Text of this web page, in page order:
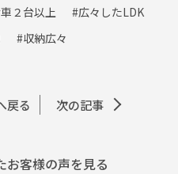
２台以上
#広々したLDK
#収納広々
戻る 次の記事
お客様の声を見る